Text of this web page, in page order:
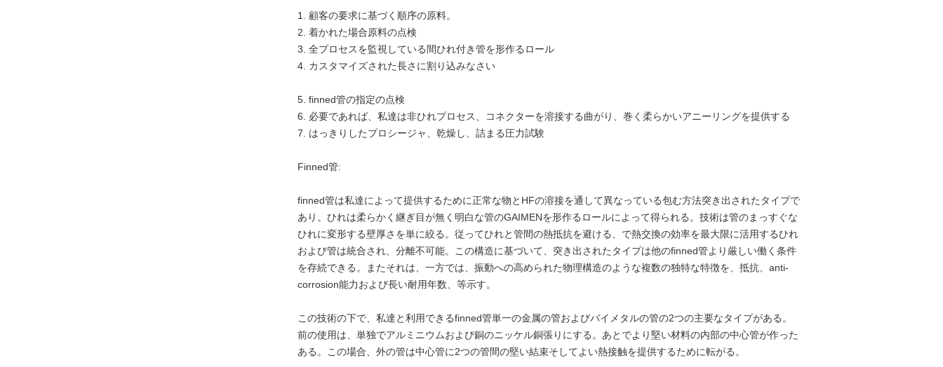
1. 顧客の要求に基づく順序の原料。
2. 着かれた場合原料の点検
3. 全プロセスを監視している間ひれ付き管を形作るロール
4. カスタマイズされた長さに割り込みなさい
5. finned管の指定の点検
6. 必要であれば、私達は非ひれプロセス、コネクターを溶接する曲がり、巻く柔らかいアニーリングを提供する
7. はっきりしたプロシージャ、乾燥し、詰まる圧力試験
Finned管:
finned管は私達によって提供するために正常な物とHFの溶接を通して異なっている包む方法突き出されたタイプで
あり。ひれは柔らかく継ぎ目が無く明白な管のGAIMENを形作るロールによって得られる。技術は管のまっすぐな
ひれに変形する壁厚さを単に絞る。従ってひれと管間の熱抵抗を避ける、で熱交換の効率を最大限に活用するひれ
および管は統合され、分離不可能。この構造に基づいて、突き出されたタイプは他のfinned管より厳しい働く条件
を存続できる。またそれは、一方では、振動への高められた物理構造のような複数の独特な特徴を、抵抗、anti-
corrosion能力および長い耐用年数、等示す。
この技術の下で、私達と利用できるfinned管単一の金属の管およびバイメタルの管の2つの主要なタイプがある。
前の使用は、単独でアルミニウムおよび銅のニッケル銅張りにする。あとでより堅い材料の内部の中心管が作った
ある。この場合、外の管は中心管に2つの管間の堅い結束そしてよい熱接触を提供するために転がる。